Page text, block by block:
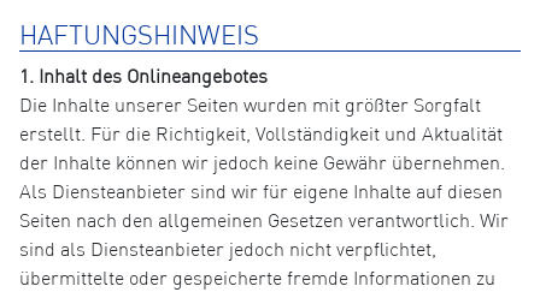
HAFTUNGSHINWEIS
1. Inhalt des Onlineangebotes
Die Inhalte unserer Seiten wurden mit größter Sorgfalt
erstellt. Für die Richtigkeit, Vollständigkeit und Aktualität
der Inhalte können wir jedoch keine Gewähr übernehmen.
Als Diensteanbieter sind wir für eigene Inhalte auf diesen
Seiten nach den allgemeinen Gesetzen verantwortlich. Wir
sind als Diensteanbieter jedoch nicht verpflichtet,
übermittelte oder gespeicherte fremde Informationen zu